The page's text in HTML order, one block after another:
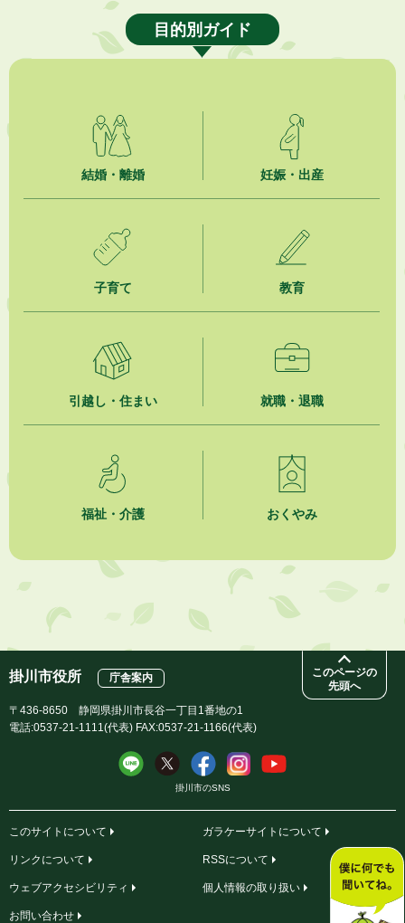
就職・転職相談会のご案内
ジュビロ磐田（情報提供・お知らせ）
2026年8月5日
【日本DX大賞2026】ポスターセッション最優秀賞を受賞しました！
夏季休暇期間 開業医等診療予定
2026年8月3日
「水道カルテ」の公表について
企業版ふるさと納税（地方創生応援税制）のお願い
2026年8月1日
「かけがわ手話動画」で手話を学ぼう！
目的別ガイド
結婚・離婚 妊娠・出産
子育て 教育
引越し・住まい 就職・退職
福祉・介護 おくやみ
このページの
先頭へ
掛川市役所 庁舎案内
〒436-8650 静岡県掛川市長谷一丁目1番地の1
電話:0537-21-1111(代表) FAX:0537-21-1166(代表)
掛川市のSNS
このサイトについて ガラケーサイトについて
リンクについて RSSについて
ウェブアクセシビリティ 個人情報の取り扱い
お問い合わせ